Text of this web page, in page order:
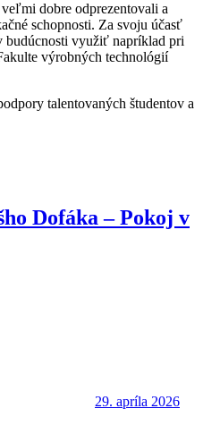
dobre odprezentovali a
schopnosti. Za svoju účasť
budúcnosti využiť napríklad pri
výrobných technológií
talentovaných študentov a
Dofáka – Pokoj v
29. apríla 2026